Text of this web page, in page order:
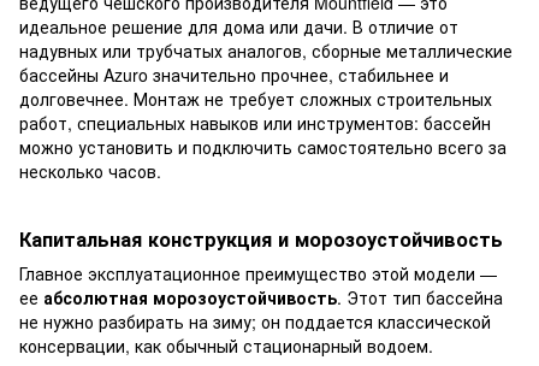
идеальное решение для дома или дачи. В отличие от
надувных или трубчатых аналогов, сборные металлические
бассейны Azuro значительно прочнее, стабильнее и
долговечнее. Монтаж не требует сложных строительных
работ, специальных навыков или инструментов: бассейн
можно установить и подключить самостоятельно всего за
несколько часов.
Капитальная конструкция и морозоустойчивость
Главное эксплуатационное преимущество этой модели —
ее абсолютная морозоустойчивость. Этот тип бассейна
не нужно разбирать на зиму; он поддается классической
консервации, как обычный стационарный водоем.